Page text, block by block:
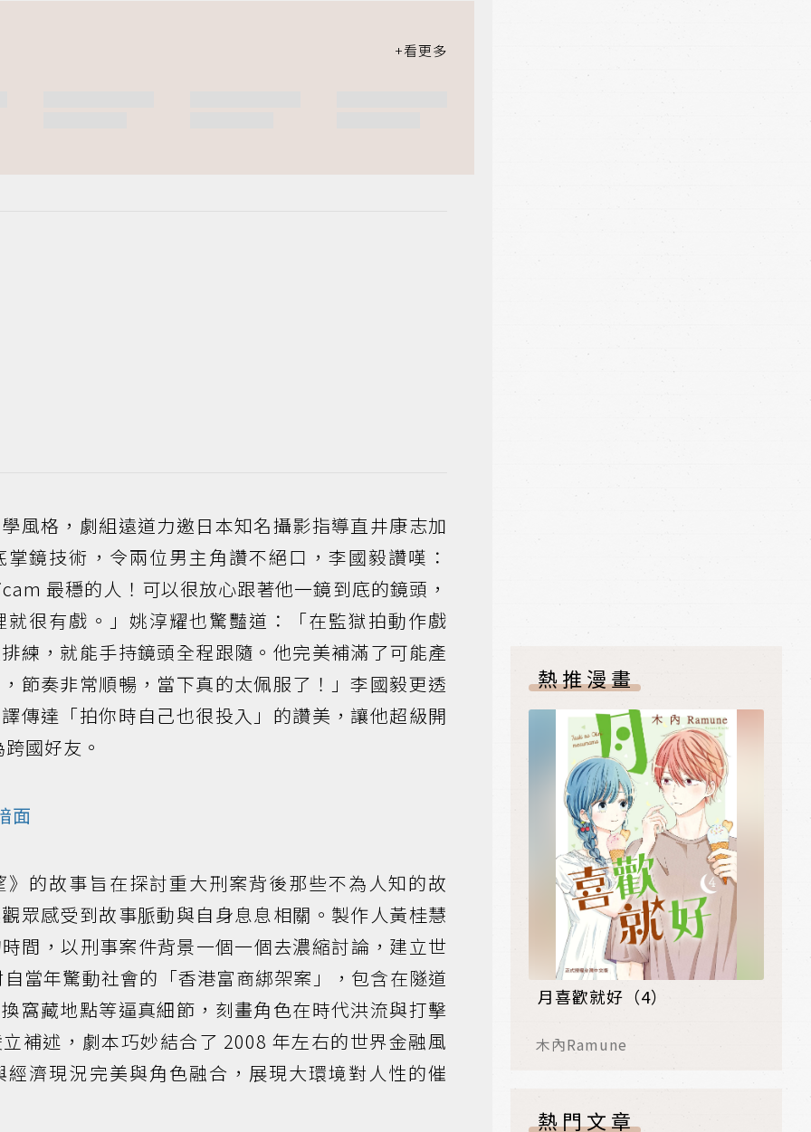
風格，劇組遠道力邀日本知名攝影指導直井康志加
鏡技術，令兩位男主角讚不絕口，李國毅讚嘆：
最穩的人！可以很放心跟著他一鏡到底的鏡頭，
很有戲。」姚淳耀也驚豔道：「在監獄拍動作戲
練，就能手持鏡頭全程跟隨。他完美補滿了可能產
節奏非常順暢，當下真的太佩服了！」李國毅更透
傳達「拍你時自己也很投入」的讚美，讓他超級開
國好友。
面
的故事旨在探討重大刑案背後那些不為人知的故
眾感受到故事脈動與自身息息相關。製作人黃桂慧
間，以刑事案件背景一個一個去濃縮討論，建立世
當年驚動社會的「香港富商綁架案」，包含在隧道
窩藏地點等逼真細節，刻畫角色在時代洪流與打擊
補述，劇本巧妙結合了 2008 年左右的世界金融風
濟現況完美與角色融合，展現大環境對人性的催
熱推漫畫
月喜歡就好（4）
木內Ramune
熱門文章